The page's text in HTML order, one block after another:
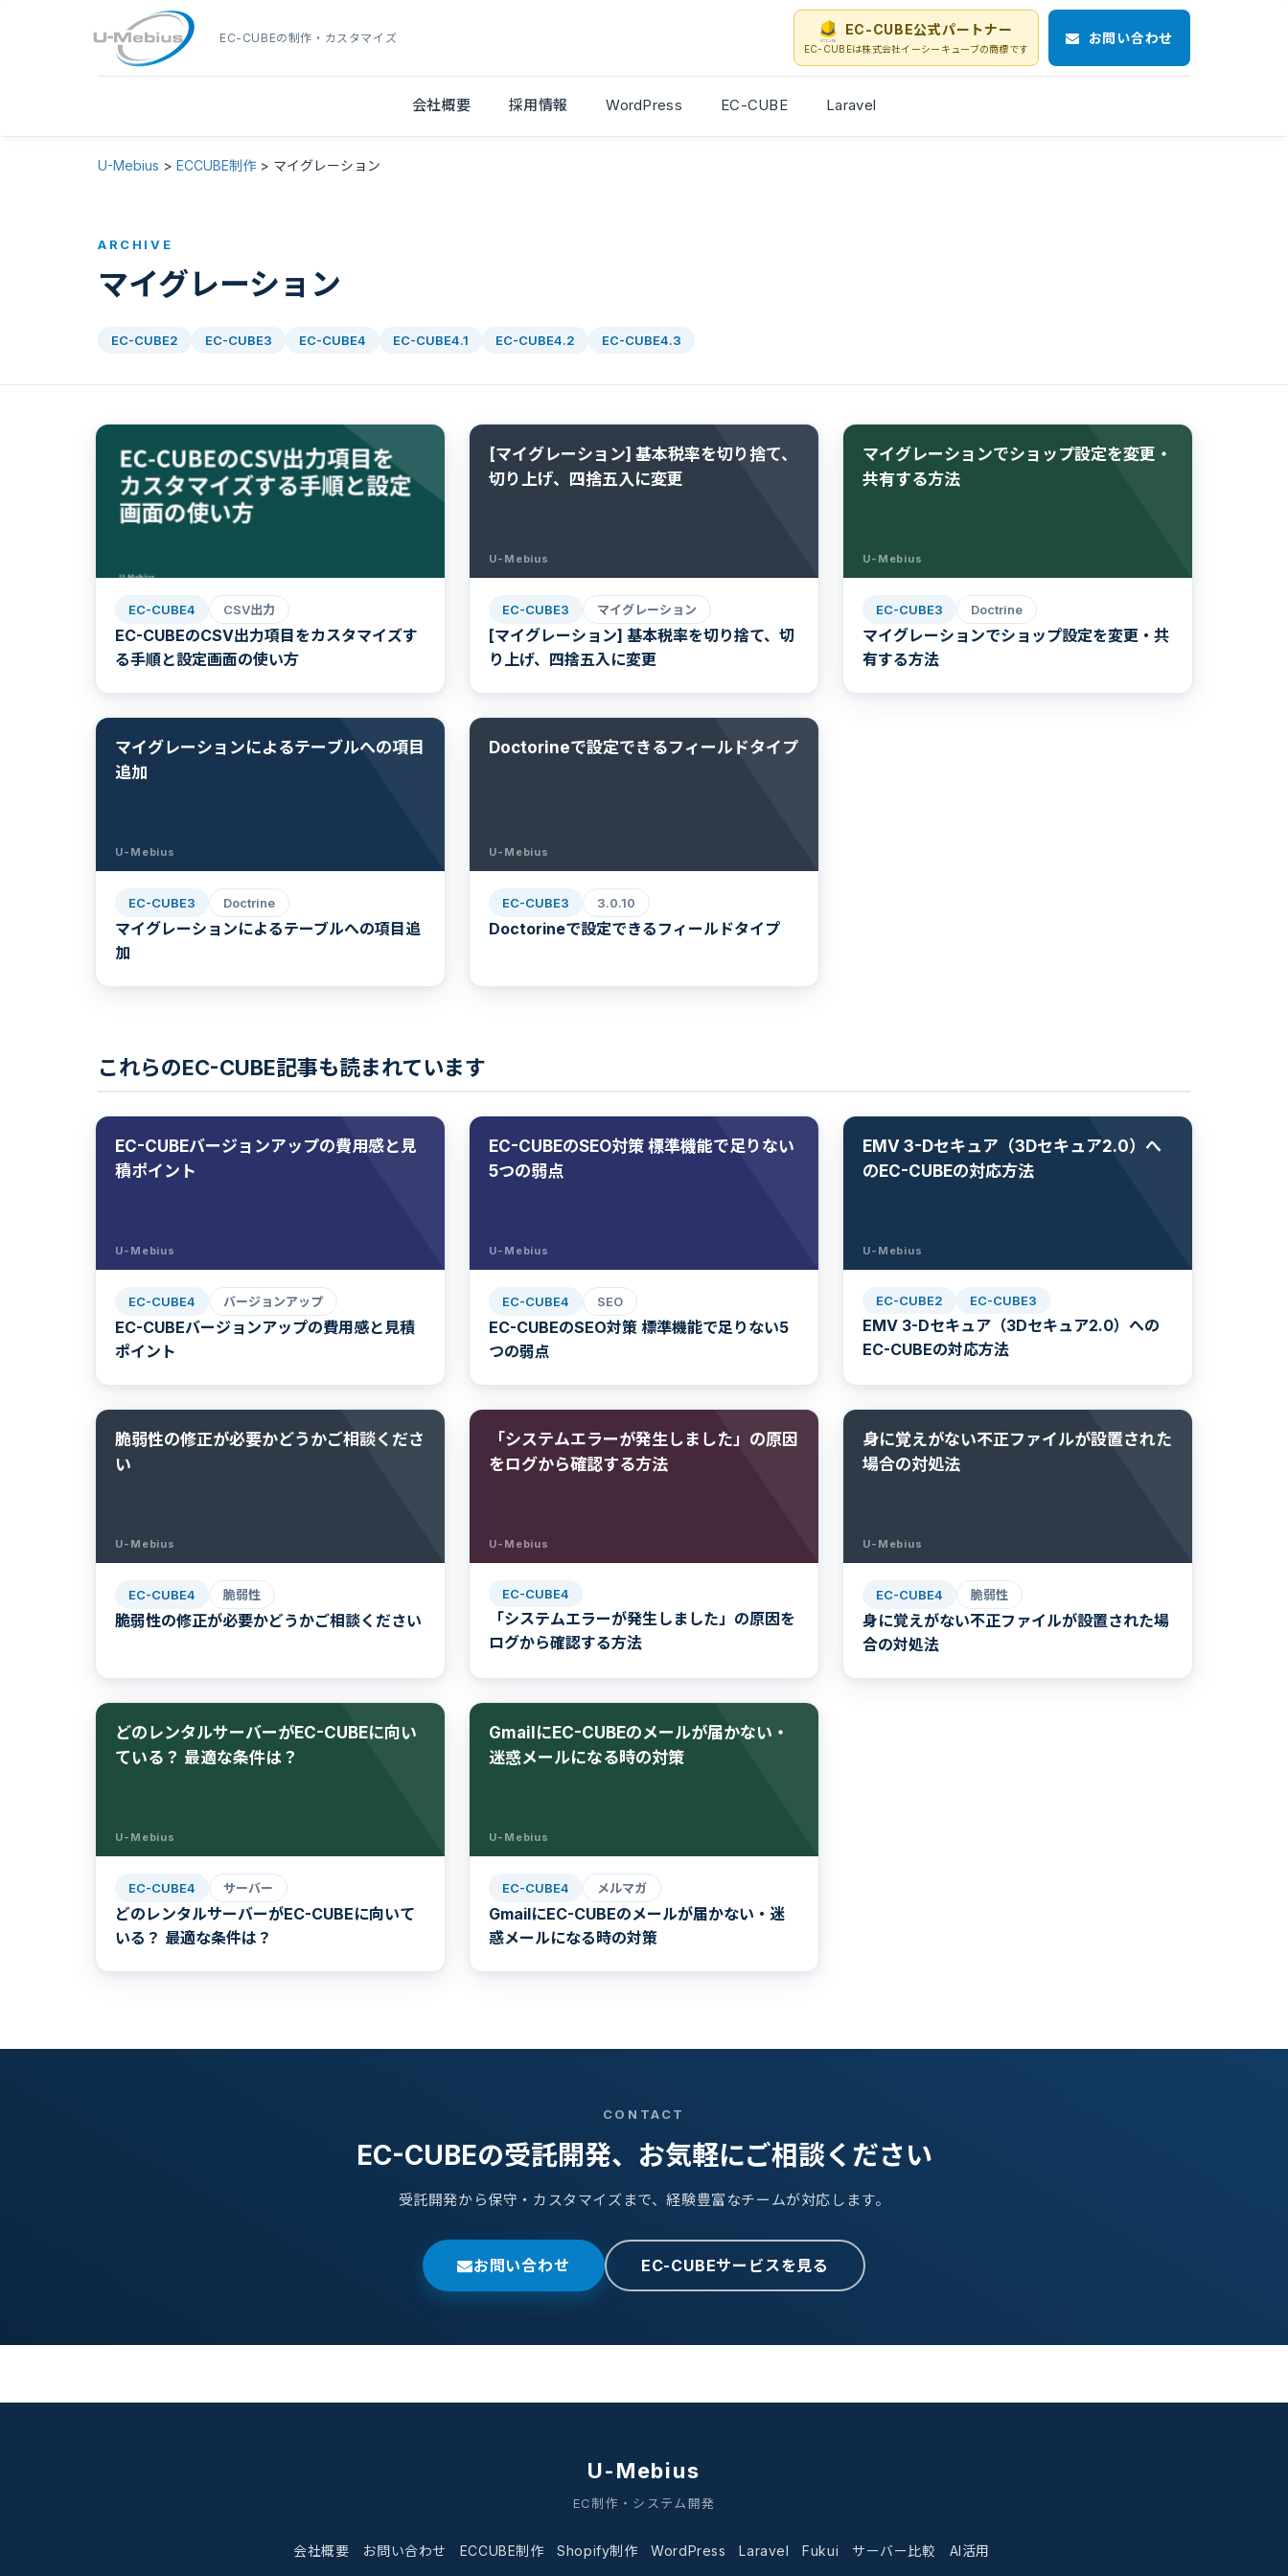
EC-CUBEの制作・カスタマイズ
EC-CUBE公式パートナー
EC-CUBEは株式会社イーシーキューブの商標です
お問い合わせ
会社概要 採用情報 WordPress EC-CUBE Laravel
U-Mebius > ECCUBE制作 > マイグレーション
ARCHIVE
マイグレーション
EC-CUBE2 EC-CUBE3 EC-CUBE4 EC-CUBE4.1 EC-CUBE4.2 EC-CUBE4.3
EC-CUBE4 CSV出力
EC-CUBEのCSV出力項目をカスタマイズす
る手順と設定画面の使い方
[マイグレーション] 基本税率を切り捨て、
切り上げ、四捨五入に変更
U-Mebius
EC-CUBE3 マイグレーション
[マイグレーション] 基本税率を切り捨て、切
り上げ、四捨五入に変更
マイグレーションでショップ設定を変更・
共有する方法
U-Mebius
EC-CUBE3 Doctrine
マイグレーションでショップ設定を変更・共
有する方法
マイグレーションによるテーブルへの項目
追加
U-Mebius
EC-CUBE3 Doctrine
マイグレーションによるテーブルへの項目追
加
Doctorineで設定できるフィールドタイプ
U-Mebius
EC-CUBE3 3.0.10
Doctorineで設定できるフィールドタイプ
これらのEC-CUBE記事も読まれています
EC-CUBEバージョンアップの費用感と見
積ポイント
U-Mebius
EC-CUBE4 バージョンアップ
EC-CUBEバージョンアップの費用感と見積
ポイント
EC-CUBEのSEO対策 標準機能で足りない
5つの弱点
U-Mebius
EC-CUBE4 SEO
EC-CUBEのSEO対策 標準機能で足りない5
つの弱点
EMV 3-Dセキュア（3Dセキュア2.0）へ
のEC-CUBEの対応方法
U-Mebius
EC-CUBE2 EC-CUBE3
EMV 3-Dセキュア（3Dセキュア2.0）への
EC-CUBEの対応方法
脆弱性の修正が必要かどうかご相談くださ
い
U-Mebius
EC-CUBE4 脆弱性
脆弱性の修正が必要かどうかご相談ください
「システムエラーが発生しました」の原因
をログから確認する方法
U-Mebius
EC-CUBE4
「システムエラーが発生しました」の原因を
ログから確認する方法
身に覚えがない不正ファイルが設置された
場合の対処法
U-Mebius
EC-CUBE4 脆弱性
身に覚えがない不正ファイルが設置された場
合の対処法
どのレンタルサーバーがEC-CUBEに向い
ている？ 最適な条件は？
U-Mebius
EC-CUBE4 サーバー
どのレンタルサーバーがEC-CUBEに向いて
いる？ 最適な条件は？
GmailにEC-CUBEのメールが届かない・
迷惑メールになる時の対策
U-Mebius
EC-CUBE4 メルマガ
GmailにEC-CUBEのメールが届かない・迷
惑メールになる時の対策
CONTACT
EC-CUBEの受託開発、お気軽にご相談ください
受託開発から保守・カスタマイズまで、経験豊富なチームが対応します。
お問い合わせ EC-CUBEサービスを見る
U-Mebius
EC制作・システム開発
会社概要 お問い合わせ ECCUBE制作 Shopify制作 WordPress Laravel Fukui サーバー比較 AI活用